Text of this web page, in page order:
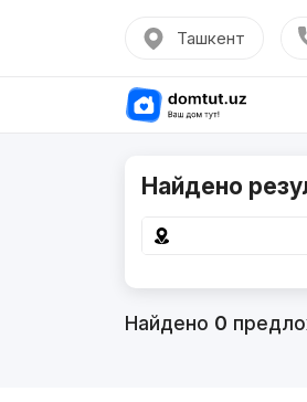
Ташкент
Найдено
Найдено 0